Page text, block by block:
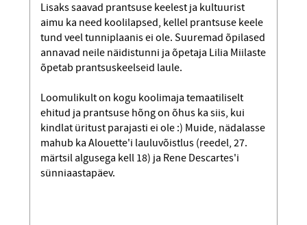
Lisaks saavad prantsuse keelest ja kultuurist
aimu ka need koolilapsed, kellel prantsuse keele
tund veel tunniplaanis ei ole. Suuremad õpilased
annavad neile näidistunni ja õpetaja Lilia Miilaste
õpetab prantsuskeelseid laule.
Loomulikult on kogu koolimaja temaatiliselt
ehitud ja prantsuse hõng on õhus ka siis, kui
kindlat üritust parajasti ei ole :) Muide, nädalasse
mahub ka Alouette'i lauluvõistlus (reedel, 27.
märtsil algusega kell 18) ja Rene Descartes'i
sünniaastapäev.